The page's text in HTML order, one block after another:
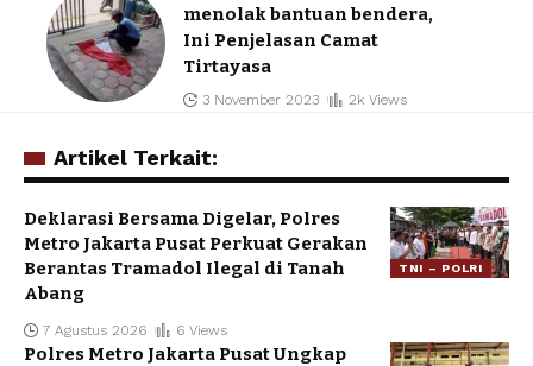
menolak bantuan bendera,
Ini Penjelasan Camat
Tirtayasa
3 November 2023 2k Views
Artikel Terkait:
TNI – POLRI
Deklarasi Bersama Digelar, Polres
Metro Jakarta Pusat Perkuat Gerakan
Berantas Tramadol Ilegal di Tanah
Abang
7 Agustus 2026 6 Views
Polres Metro Jakarta Pusat Ungkap